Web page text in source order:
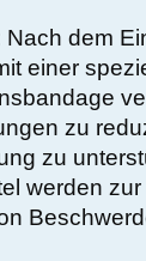
Nach dem
einer
zu
zu
werden zur